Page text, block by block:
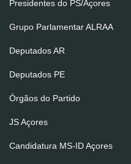
Presidentes do PS/Açores
Grupo Parlamentar ALRAA
Deputados AR
Deputados PE
Órgãos do Partido
JS Açores
Candidatura MS-ID Açores